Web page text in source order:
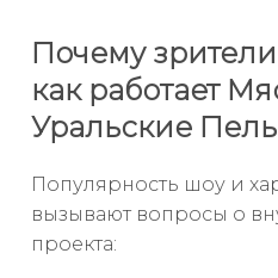
Почему
как работает
Уральские
Популярность шоу и
вызывают вопросы о
проекта: